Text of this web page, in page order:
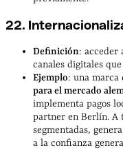
22.
Definición: acceder
canales digitales
Ejemplo: una marca
para el mercado
implementa pagos
partner en Berlín. A
segmentadas,
a la confianza